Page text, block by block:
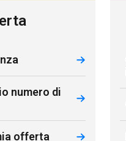
numero di
offerta